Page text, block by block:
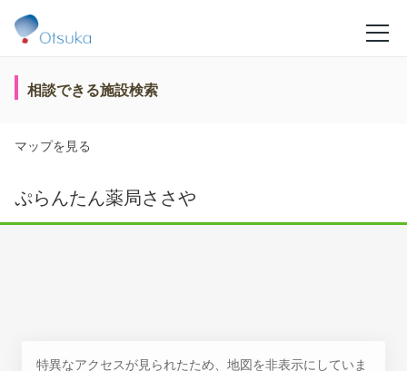
相談できる施設検索
マップを見る
ぷらんたん薬局ささや
特異なアクセスが見られたため、地図を非表示にしていま